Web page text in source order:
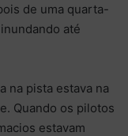
de uma quarta-
até
na pista estava na
Quando os pilotos
estavam